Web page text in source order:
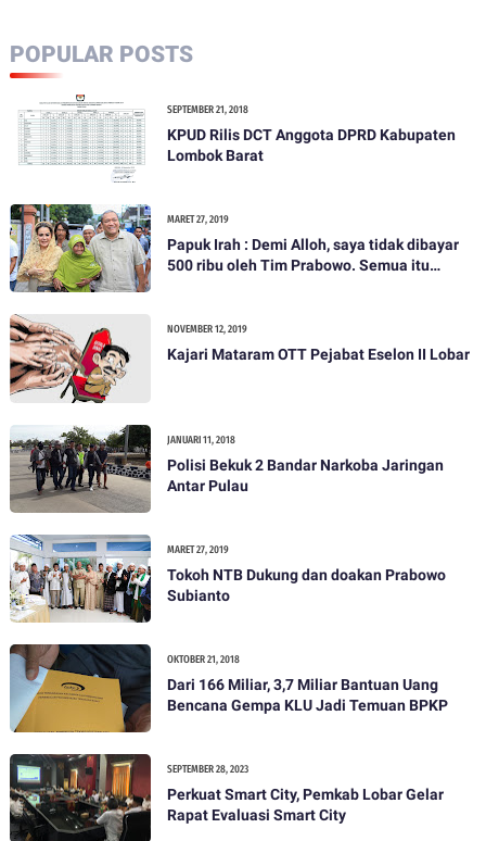
POPULAR POSTS
SEPTEMBER 21, 2018
KPUD Rilis DCT Anggota DPRD Kabupaten
Lombok Barat
MARET 27, 2019
Papuk Irah : Demi Alloh, saya tidak dibayar
500 ribu oleh Tim Prabowo. Semua itu
NOVEMBER 12, 2019
Kajari Mataram OTT Pejabat Eselon II Lobar
JANUARI 11, 2018
Polisi Bekuk 2 Bandar Narkoba Jaringan
Antar Pulau
MARET 27, 2019
Tokoh NTB Dukung dan doakan Prabowo
Subianto
OKTOBER 21, 2018
Dari 166 Miliar, 3,7 Miliar Bantuan Uang
Bencana Gempa KLU Jadi Temuan BPKP
SEPTEMBER 28, 2023
Perkuat Smart City, Pemkab Lobar Gelar
Rapat Evaluasi Smart City